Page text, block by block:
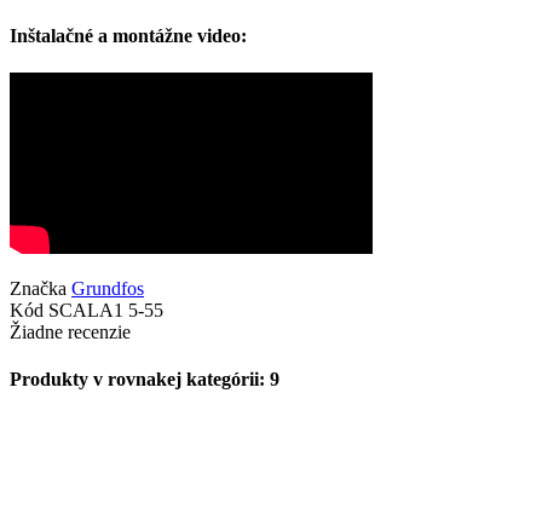
Inštalačné a montážne video:
Značka Grundfos
Kód SCALA1 5-55
Žiadne recenzie
Produkty v rovnakej kategórii: 9